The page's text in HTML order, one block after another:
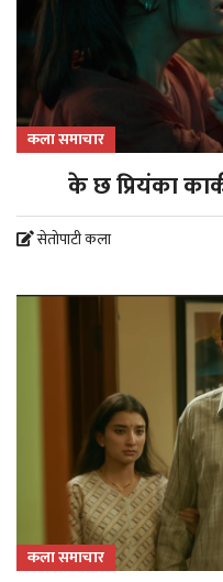
कला समाचार
के छ प्रियंका
सेतोपाटी कला
कला समाचार